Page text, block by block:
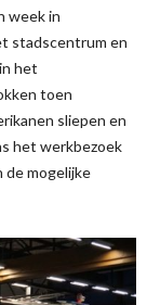
week in
stadscentrum en
het
toen
sliepen en
het werkbezoek
de mogelijke